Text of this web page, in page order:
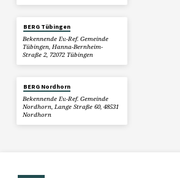
BERG Tübingen
Bekennende Ev.-Ref. Gemeinde
Tübingen, Hanna-Bernheim-
Straße 2, 72072 Tübingen
BERG Nordhorn
Bekennende Ev.-Ref. Gemeinde
Nordhorn, Lange Straße 60, 48531
Nordhorn